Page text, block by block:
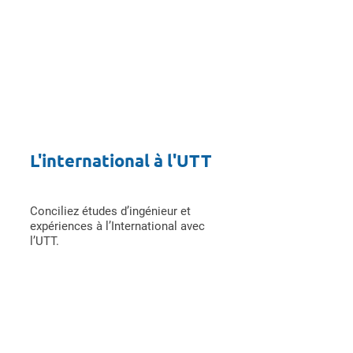
L'international à l'UTT
Conciliez études d’ingénieur et
expériences à l’International avec
l’UTT.